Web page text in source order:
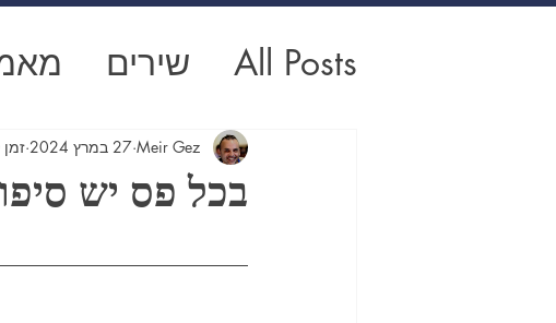
All Posts שירים
בכל פס יש
Meir Gez 27 במרץ 2024 זמן